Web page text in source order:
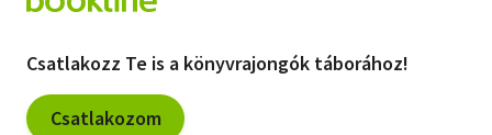
Csatlakozz Te is a könyvrajongók táborához!
Csatlakozom